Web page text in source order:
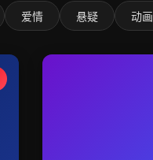
爱情 悬疑 动画